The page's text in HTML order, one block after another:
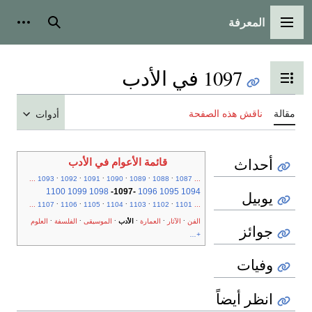
القائمة الرئيسية
المعرفة بحث
تبديل عرض جدول المحتويات
1097 في الأدب
مقالة ناقش هذه الصفحة أدوات
قائمة الأعوام في الأدب
...
1087
1088
1089
1090
1091
1092
1093
...
1094
1095
1096
-
1097
-
1098
1099
1100
...
1101
1102
1103
1104
1105
1106
1107
...
الفن الآثار العمارة الأدب الموسيقى الفلسفة
العلوم
+...
أحداث
يوبيل
جوائز
وفيات
انظر أيضاً